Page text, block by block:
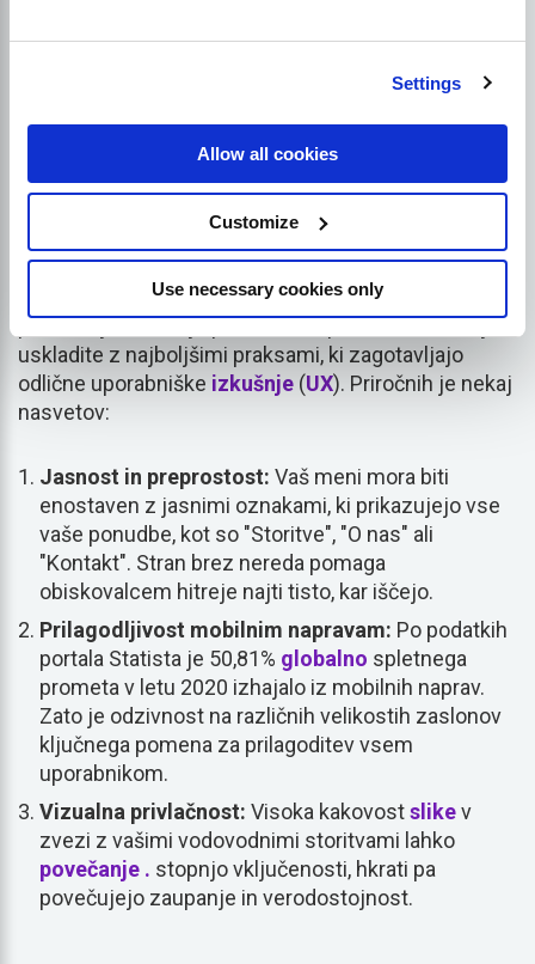
Settings
Allow all cookies
Customize
Use necessary cookies only
vodovodarskega spletnega mesta za uspeh SEO.
Oblikovanje uporabniku
prijaznega vodovodnega
spletnega mesta
Uporabniku prijazno spletno mesto je podobno
prijazni izložbi v digitalnem prostoru. Ključnega
pomena je, da svoje pobude za spletno oblikovanje
uskladite z najboljšimi praksami, ki zagotavljajo
odlične uporabniške izkušnje (UX). Priročnih je nekaj
nasvetov:
Jasnost in preprostost: Vaš meni mora biti
enostaven z jasnimi oznakami, ki prikazujejo vse
vaše ponudbe, kot so "Storitve", "O nas" ali
"Kontakt". Stran brez nereda pomaga
obiskovalcem hitreje najti tisto, kar iščejo.
Prilagodljivost mobilnim napravam: Po podatkih
portala Statista je 50,81% globalno spletnega
prometa v letu 2020 izhajalo iz mobilnih naprav.
Zato je odzivnost na različnih velikostih zaslonov
ključnega pomena za prilagoditev vsem
uporabnikom.
Vizualna privlačnost: Visoka kakovostslikev
zvezi z vašimi vodovodnimi storitvami lahko
povečanje . stopnjo vključenosti, hkrati pa
povečujejo zaupanje in verodostojnost.